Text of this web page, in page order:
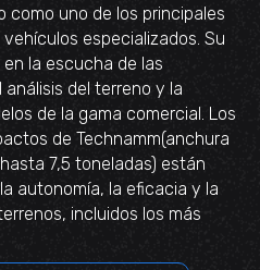
como uno de los principales
especializados. Su
la escucha de las
del terreno y la
de la gama comercial. Los
de Technamm(anchura
7,5 toneladas) están
autonomía, la eficacia y la
incluidos los más